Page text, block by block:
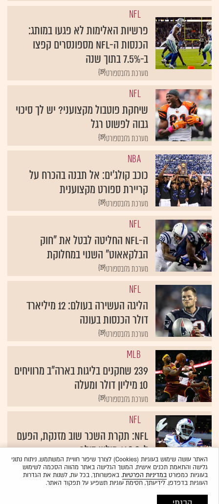
NFL
פרשיות האלימות לא פגעו במותג:
הכנסות ה-NFL מספונסרים קפצו
ב-7.5% בתוך שנה
{19}מערכת גלובספורט
NFL
שיחקת פוטבול מקצועני? יש לך סיכוי
גבוה לפשוט רגל
{19}מערכת גלובספורט
NBA
כוכב קולג'ים: אל תבנה בהכרח על
קריירת ספורט מקצוענית
{19}מערכת גלובספורט
NFL
ה-NFL החליטה לבטל את "חוק
הבלקאאוט" השנוי במחלוקת
{19}מערכת גלובספורט
NFL
הליגה העשירה בעולם: 12 מיליארד
דולר הכנסות בעונה
{19}מערכת גלובספורט
MLB
239 שחקנים בליגות בארה"ב מרוויחים
10 מיליון דולר ומעלה
{19}מערכת גלובספורט
NFL
NFL: תקרת השכר שוב מזנקת, הפעם
ל-143.3 מיליון דולר
{19}טל וולק
האתר עושה שימוש בעוגיות (Cookies) לצורך שיפור חוויית המשתמש, ניתוח נתוני
גלישה והתאמת תכנים אישית. המשך הגלישה באתר מהווה הסכמה לשימוש
בעוגיות כמפורטבמדיניות הפרטיות. באפשרותך, בכל עת, לשנות את הגדרות
העוגיות בדפדפן. לידיעתך, חסימת עוגיות תשפיע על תפקוד האתר.